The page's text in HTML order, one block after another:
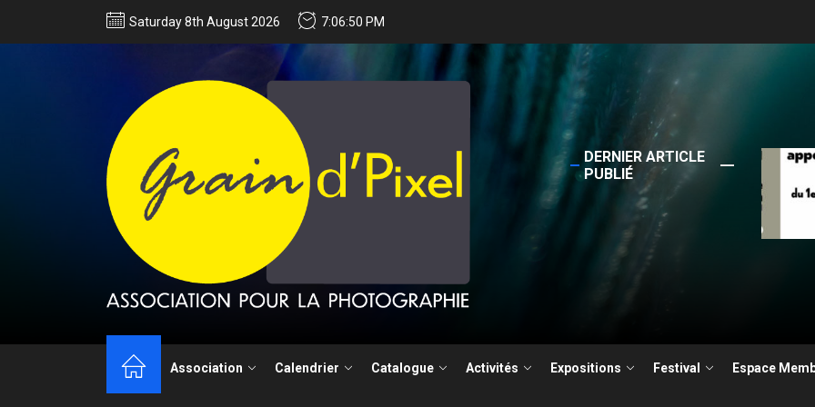
Saturday 8th August 2026 7:06:51 PM
DERNIER ARTICLE
PUBLIÉ
Association Calendrier Catalogue Activités Expositions Festival Espace
Appel à candidature pour le Festival Photographie Besançon édition 2026